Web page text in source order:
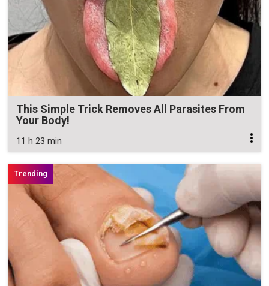
This Simple Trick Removes All Parasites From
Your Body!
11 h 23 min